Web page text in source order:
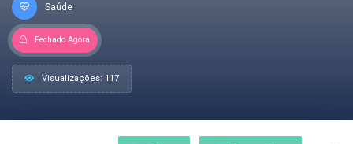
Saúde
Fechado Agora
Visualizações: 117